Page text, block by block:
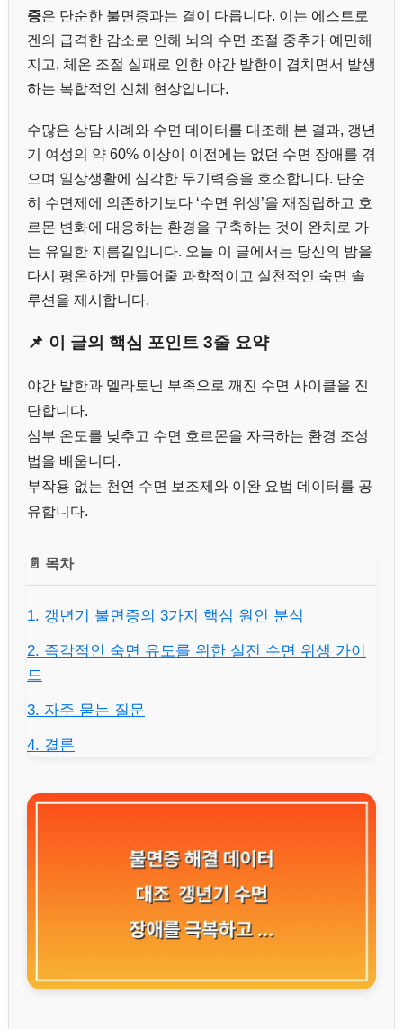
증은 단순한 불면증과는 결이 다릅니다. 이는 에스트로
겐의 급격한 감소로 인해 뇌의 수면 조절 중추가 예민해
지고, 체온 조절 실패로 인한 야간 발한이 겹치면서 발생
하는 복합적인 신체 현상입니다.
수많은 상담 사례와 수면 데이터를 대조해 본 결과, 갱년
기 여성의 약 60% 이상이 이전에는 없던 수면 장애를 겪
으며 일상생활에 심각한 무기력증을 호소합니다. 단순
히 수면제에 의존하기보다 ‘수면 위생’을 재정립하고 호
르몬 변화에 대응하는 환경을 구축하는 것이 완치로 가
는 유일한 지름길입니다. 오늘 이 글에서는 당신의 밤을
다시 평온하게 만들어줄 과학적이고 실천적인 숙면 솔
루션을 제시합니다.
📌 이 글의 핵심 포인트 3줄 요약
야간 발한과 멜라토닌 부족으로 깨진 수면 사이클을 진
단합니다.
심부 온도를 낮추고 수면 호르몬을 자극하는 환경 조성
법을 배웁니다.
부작용 없는 천연 수면 보조제와 이완 요법 데이터를 공
유합니다.
📄 목차
1. 갱년기 불면증의 3가지 핵심 원인 분석
2. 즉각적인 숙면 유도를 위한 실전 수면 위생 가이
드
3. 자주 묻는 질문
4. 결론